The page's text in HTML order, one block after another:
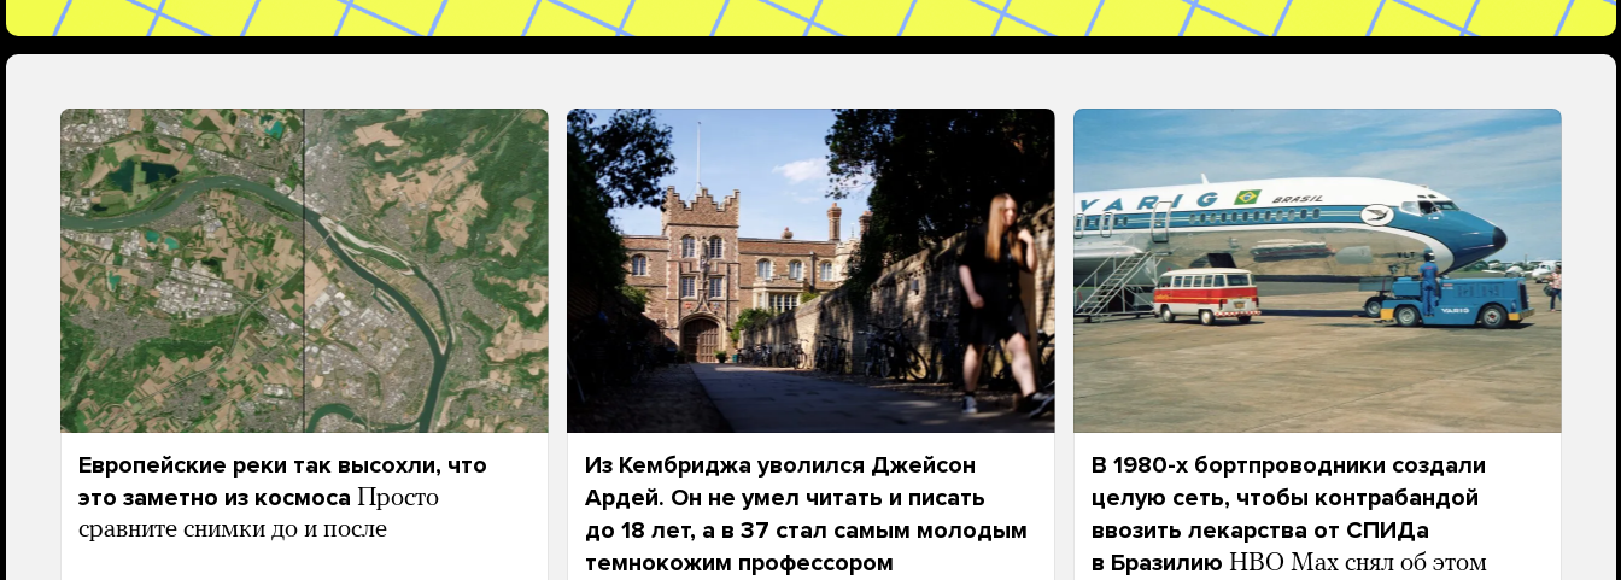
Европейские реки так высохли, что
это заметно из космоса Просто
сравните снимки до и после
Из Кембриджа уволился Джейсон
Ардей. Он не умел читать и писать
до 18 лет, а в 37 стал самым молодым
темнокожим профессором
В 1980-х бортпроводники создали
целую сеть, чтобы контрабандой
ввозить лекарства от СПИДа
в Бразилию HBO Max снял об этом